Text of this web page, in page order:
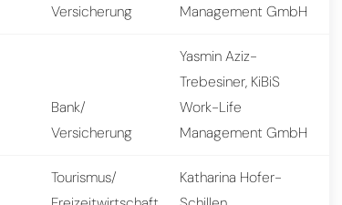
Versicherung
Management GmbH
Bank/
Versicherung
Yasmin Aziz-
Trebesiner, KiBiS
Work-Life
Management GmbH
Tourismus/
Katharina Hofer-